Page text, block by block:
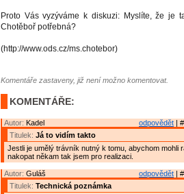
Proto Vás vyzýváme k diskuzi: Myslíte, že je
Chotěboř potřebná?
(http://www.ods.cz/ms.chotebor)
Komentáře zastaveny, již není možno komentovat.
KOMENTÁŘE:
odpovědět |
Autor: Kadel
Titulek: Já to vidím takto
Jestli je umělý trávník nutný k tomu, abychom mohli
nakopat někam tak jsem pro realizaci.
odpovědět |
Autor: Guláš
Titulek: Technická poznámka